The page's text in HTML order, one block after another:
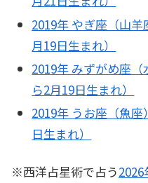
2019年 やぎ座（山
月19日生まれ）
2019年 みずがめ座
ら2月19日生まれ）
2019年 うお座（魚
日生まれ）
※西洋占星術で占う